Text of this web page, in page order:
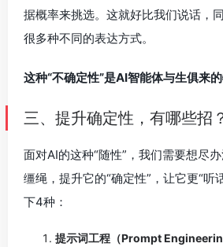
据概率来挑选。这就好比我们说话，
很多种不同的表达方式。
这种“不确定性”是AI智能体与生俱来的
三、提升确定性，有哪些招
面对AI的这种“随性”，我们需要想尽
缰绳，提升它的“确定性”，让它更“听
下4种：
提示词工程（Prompt